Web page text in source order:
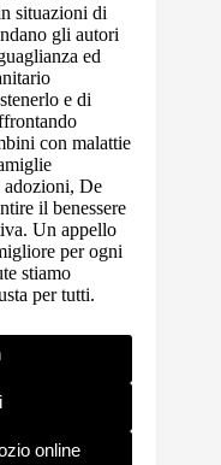
situazioni di
gli autori
ed
e di
con malattie
adozioni, De
il benessere
Un appello
per ogni
stiamo
per tutti.
online